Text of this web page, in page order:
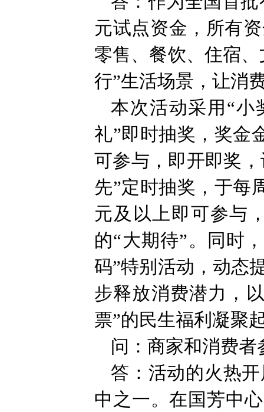
元试点资金，所有
零售、餐饮、住宿
行”生活场景，让消
本次活动采用“小
礼”即时抽奖，奖金
可参与，即开即奖
先”定时抽奖，于每
元及以上即可参与
的“大期待”。同时
码”特别活动，动态
步释放消费潜力，
票”的民生福利凝聚
问：商家和消费
答：活动的火热
中之一。在国芳中